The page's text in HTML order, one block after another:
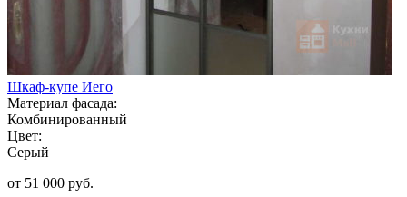
Шкаф-купе Иего
Материал фасада:
Комбинированный
Цвет:
Серый
от 51 000 руб.